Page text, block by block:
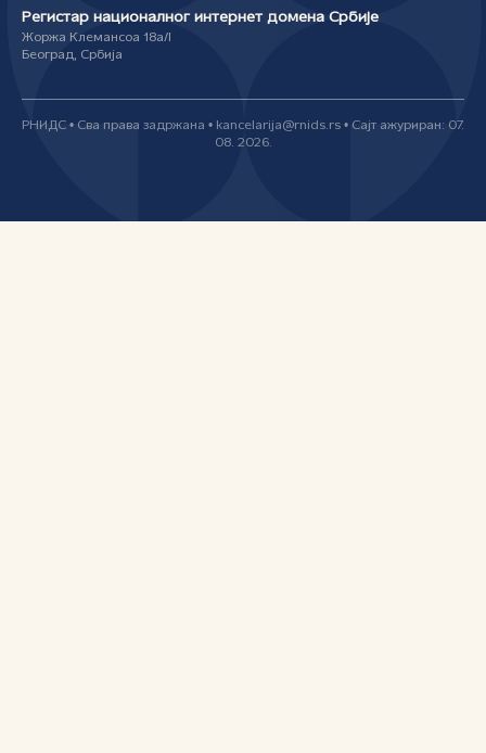
Регистар националног интернет домена Србије
Жоржа Клемансоа 18а/I
Београд, Србија
РНИДС • Сва права задржана • kancelarija@rnids.rs • Сајт ажуриран: 07.
08. 2026.